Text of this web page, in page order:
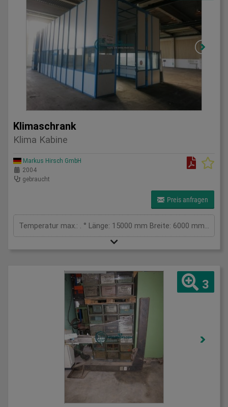
Klimaschrank
Klima Kabine
Markus Hirsch GmbH
2004
gebraucht
Preis anfragen
Temperatur max.: . ° Länge: 15000 mm Breite: 6000 mm Höhe: 5500 mm Gesamtleistungsbedarf: kW Maschinengewicht ca.: t Raumbedarf ca.: m
3